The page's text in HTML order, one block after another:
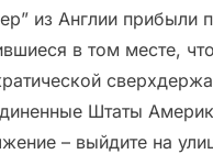
из Англии прибыли
в том месте,
Штаты
– выйдите на